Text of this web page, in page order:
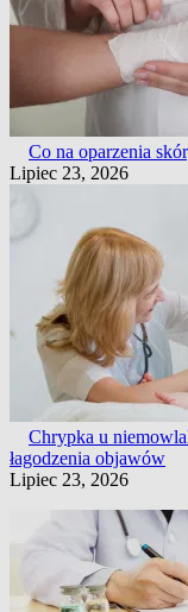
Co na oparzenia
Lipiec 23, 2026
Chrypka u
łagodzenia objawów
Lipiec 23, 2026